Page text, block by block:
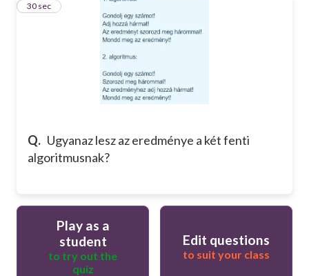
Q. Ugyanaz lesz az eredménye a két fenti
algoritmusnak?
10
30 sec
Play as a
student
to try out the
quiz
Edit questions
to suit your class